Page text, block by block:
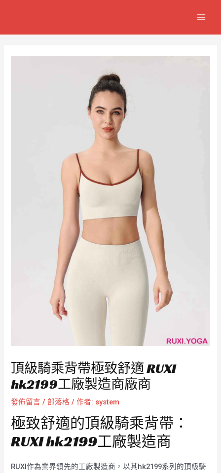
頂級騎乘背帶極致舒適 RUXI
hk2199工廠製造商廠商
發佈留言 /部落格 / 作者: system
極致舒適的頂級騎乘背帶：
RUXI hk2199工廠製造商
RUXI作為業界領先的工廠製造商，以其hk2199系列的頂級騎